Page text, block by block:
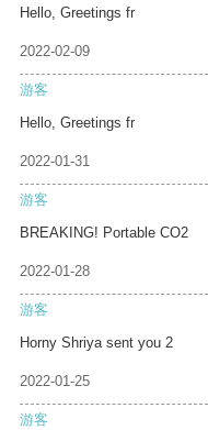
Hello, Greetings fr
2022-02-09
游客
Hello, Greetings fr
2022-01-31
游客
BREAKING! Portable CO2
2022-01-28
游客
Horny Shriya sent you 2
2022-01-25
游客